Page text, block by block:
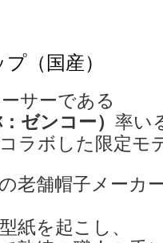
（国産）
サーである
ゼンコー） 率い
ラボした限定モ
老舗帽子メーカ
紙を起こし、